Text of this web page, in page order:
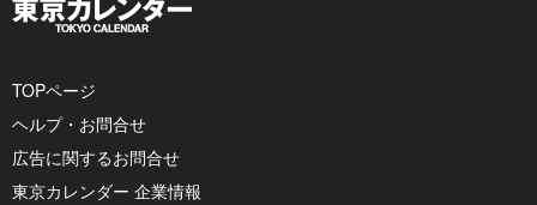
TOPページ
ヘルプ・お問合せ
広告に関するお問合せ
東京カレンダー 企業情報